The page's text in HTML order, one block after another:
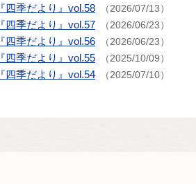
『四季だより』vol.58 （2026/07/13）
『四季だより』vol.57 （2026/06/23）
『四季だより』vol.56 （2026/06/23）
『四季だより』vol.55 （2025/10/09）
『四季だより』vol.54 （2025/07/10）